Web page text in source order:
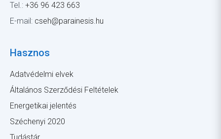
Tel.: +36 96 423 663
E-mail: cseh@parainesis.hu
Hasznos
Adatvédelmi elvek
Általános Szerződési Feltételek
Energetikai jelentés
Széchenyi 2020